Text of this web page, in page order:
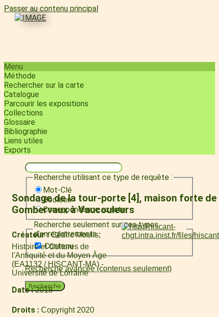
Passer au contenu principal
Menu
Méthode
Rechercher sur la carte
Catalogue
Parcourir les expositions
Collections
Glossaire
Bibliographie
Liens utiles
Exports
Recherche utilisant ce type de requête :
Mot-Clé
Booléen
Correspondance exacte
Recherche seulement sur ces types
d'enregistrements :
Contenu
Recherche avancée (contenus seulement)
Recherche
Sondage de la tour-porte [4], maison forte de
Gombervaux à Vaucouleurs
Créateur
Cédric Moulis
Histoire et Cultures de
l'Antiquité et du Moyen Âge
(EA1132 / HISCANT-MA) -
Université de Lorraine
Date 2018
Droits Copyright 2020